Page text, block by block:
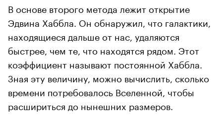
В основе второго метода лежит открытие
Эдвина Хаббла. Он обнаружил, что галактики,
находящиеся дальше от нас, удаляются
быстрее, чем те, что находятся рядом. Этот
коэффициент называют постоянной Хаббла.
Зная эту величину, можно вычислить, сколько
времени потребовалось Вселенной, чтобы
расшириться до нынешних размеров.